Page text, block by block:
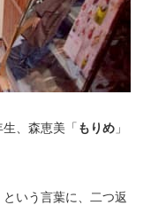
、森恵美「 もりめ 」
いう言葉に、二つ返